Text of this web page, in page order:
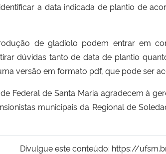
a data indicada de plantio de
de gladíolo podem entrar em
dúvidas tanto de data de plantio
versão em formato pdf, que pode ser
Federal de Santa Maria agradecem à
municipais da Regional de
Divulgue este conteúdo: https://